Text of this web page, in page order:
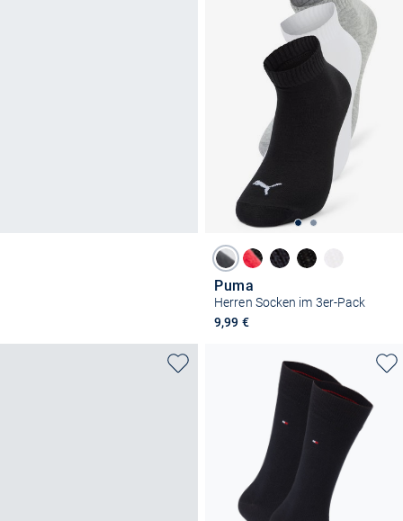
Puma
Herren Socken im 3er-Pack
9,99 €